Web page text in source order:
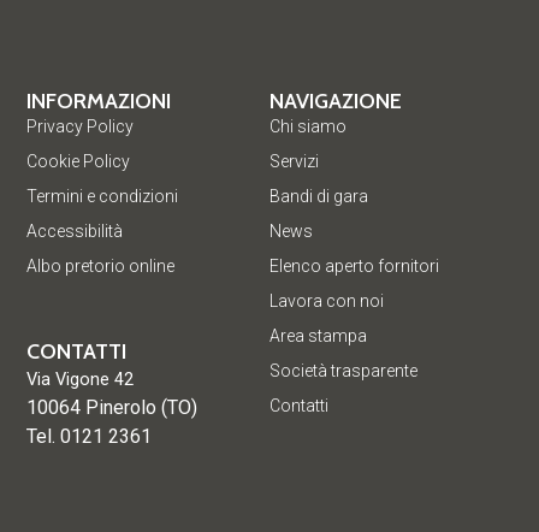
NAVIGAZIONE
Chi siamo
Servizi
Bandi di gara
News
Elenco aperto fornitori
Lavora con noi
Area stampa
Società trasparente
Contatti
INFORMAZIONI
Privacy Policy
Cookie Policy
Termini e condizioni
Accessibilità
Albo pretorio online
CONTATTI
Via Vigone 42
10064 Pinerolo (TO)
Tel. 0121 2361